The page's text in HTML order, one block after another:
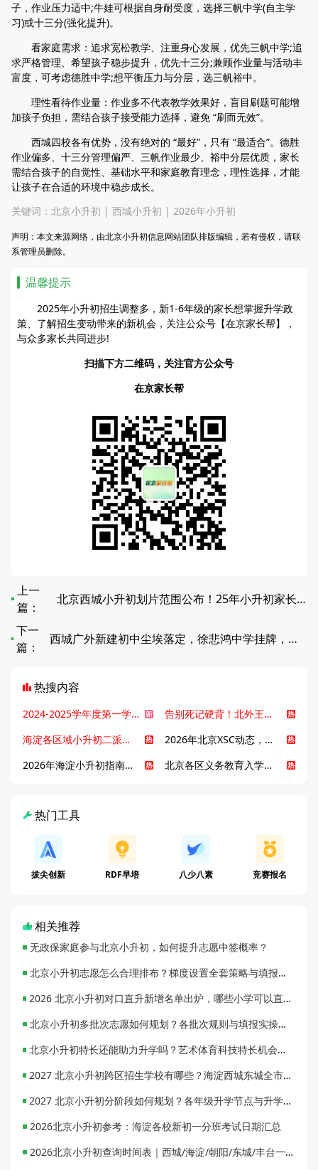
子，作业压力适中;牛娃可根据自身耐受度，选择三帆中学(自主学
习)或十三分(强化提升)。
看家庭需求：追求宽松教学、注重身心发展，优先三帆中学;追
求严格管理、希望孩子稳步提升，优先十三分;兼顾作业量与活动丰
富度，可考虑德胜中学;想平衡压力与分层，选三帆裕中。
理性看待作业量：作业多不代表教学效果好，盲目刷题可能增
加孩子负担，需结合孩子接受能力选择，避免 “刷而无效”。
西城四校各有优势，没有绝对的 “最好”，只有 “最适合”。德胜
作业偏多、十三分管理偏严、三帆作业最少、裕中分层优质，家长
需结合孩子的自觉性、基础水平和家庭教育理念，理性选择，才能
让孩子在合适的环境中稳步成长。
关键词： 北京小升初 | 西城小升初 | 2026年小升初
声明：本文来源网络，由北京小升初信息网站团队排版编辑，若有侵权，请联
系管理员删除。
温馨提示
2025年小升初招生调整多，新1-6年级的家长想掌握升学政
策、了解招生变动带来的新机会，关注公众号【在京家长帮】，
与众多家长共同进步!
扫描下方二维码，关注官方公众号
在京家长帮
上一
篇：
北京西城小升初划片范围公布！25年小升初家长注意查收
下一
篇：
西城广外新建初中尘埃落定，徐悲鸿中学挂牌，实验中学新校区引期待
热搜内容
2024-2025学年度第一学期北京各区期末考试真题试卷汇总
告别死记硬背！北外王牌精读词汇课，帮孩子突破英语词汇难关
海淀各区域小升初二派全攻略合集！区域一至五志愿填报、升学策略详解
2026年北京XSC动态，持续更新中ing...
2026年海淀小升初指南，一文了解招生政策要点
北京各区义务教育入学咨询电话汇总，25年小升初家长提前收藏
热门工具
拔尖创新 RDF早培 八少八素 竞赛报名
相关推荐
无政保家庭参与北京小升初，如何提升志愿中签概率？
北京小升初志愿怎么合理排布？梯度设置全套策略与填报避坑指南
2026 北京小升初对口直升新增名单出炉，哪些小学可以直升优质初中？
北京小升初多批次志愿如何规划？各批次规则与填报实操指南
北京小升初特长还能助力升学吗？艺术体育科技特长机会与误区全面解析
2027 北京小升初跨区招生学校有哪些？海淀西城东城全市招生校完整汇总
2027 北京小升初分阶段如何规划？各年级升学节点与升学通道全梳理
2026北京小升初参考：海淀各校新初一分班考试日期汇总
2026北京小升初查询时间表｜西城/海淀/朝阳/东城/丰台一键对照